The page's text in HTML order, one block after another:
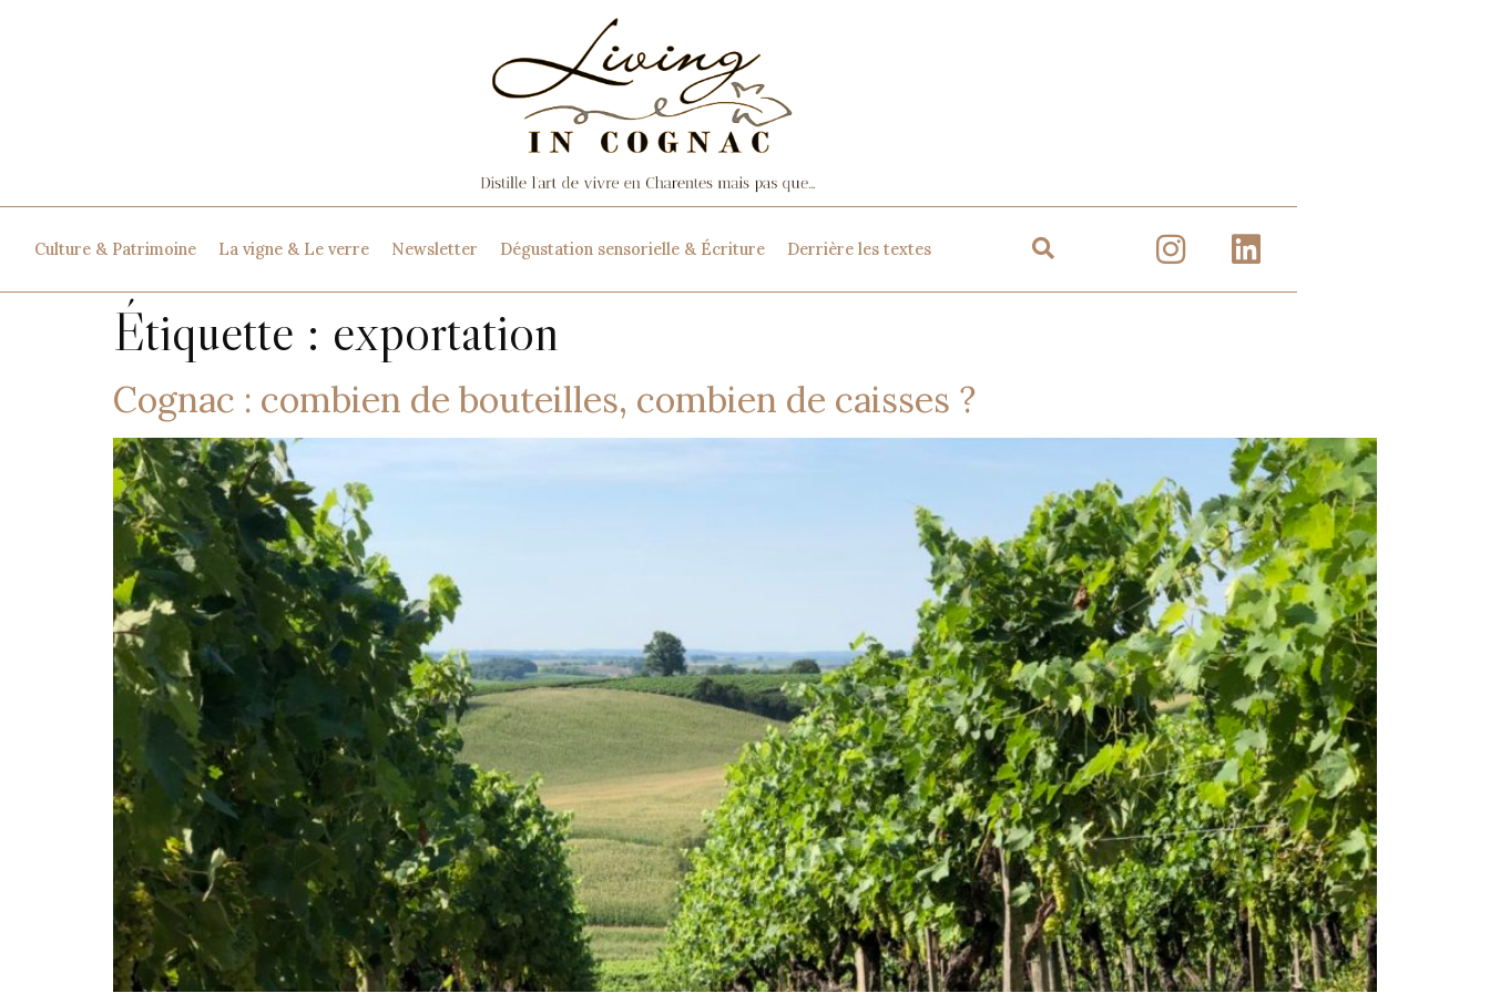
Culture & Patrimoine La vigne & Le verre Newsletter Dégustation sensorielle & Écriture Derrière les textes
Étiquette : exportation
Cognac : combien de bouteilles, combien de caisses ?